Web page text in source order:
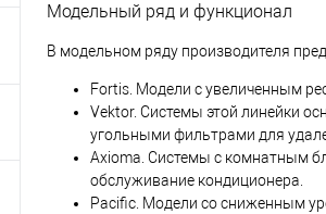
Модельный ряд и функционал
В модельном ряду производителя
Fortis. Модели с увеличенным
Vektor. Системы этой линейки
угольными фильтрами для
Axioma. Системы с комнатным
обслуживание кондиционера.
Pacific. Модели со сниженным